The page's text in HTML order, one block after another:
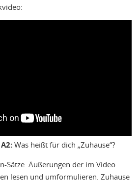
Was heißt für dich „Zuhause“?
Sätze. Äußerungen der im Video
lesen und umformulieren. Zuhause